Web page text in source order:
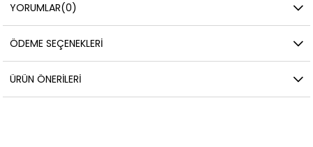
YORUMLAR(0)
ÖDEME SEÇENEKLERI
ÜRÜN ÖNERILERI